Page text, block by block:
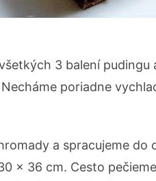
3 balení
poriadne
a spracujeme do
× 36 cm. Cesto